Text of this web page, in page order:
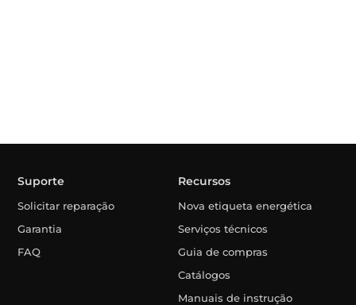
Suporte
Solicitar reparação
Garantia
FAQ
Recursos
Nova etiqueta energética
Serviços técnicos
Guia de compras
Catálogos
Manuais de instrução